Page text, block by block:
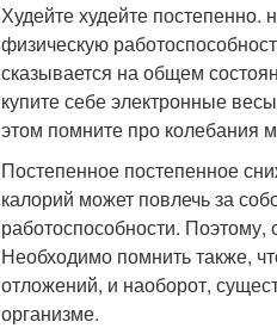
Худейте худейте
физическую
сказывается на общем
купите себе электронные
этом помните про колебания
Постепенное постепенное
калорий может повлечь за
работоспособности. Поэтому,
Необходимо помнить также,
отложений, и наоборот,
организме.